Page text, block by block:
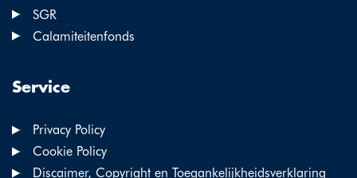
SGR
Calamiteitenfonds
Service
Privacy Policy
Cookie Policy
Discaimer, Copyright en Toegankelijkheidsverklaring